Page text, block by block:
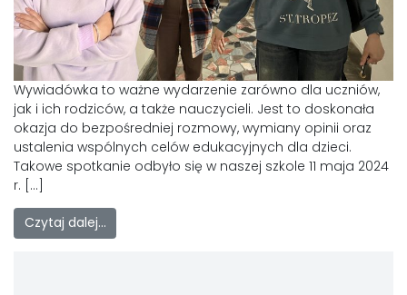
Wywiadówka to ważne wydarzenie zarówno dla uczniów,
jak i ich rodziców, a także nauczycieli. Jest to doskonała
okazja do bezpośredniej rozmowy, wymiany opinii oraz
ustalenia wspólnych celów edukacyjnych dla dzieci.
Takowe spotkanie odbyło się w naszej szkole 11 maja 2024
r. […]
Czytaj dalej…